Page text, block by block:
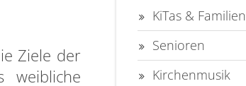
Ziele der
KiTas &
Senioren
Kirchenmusik